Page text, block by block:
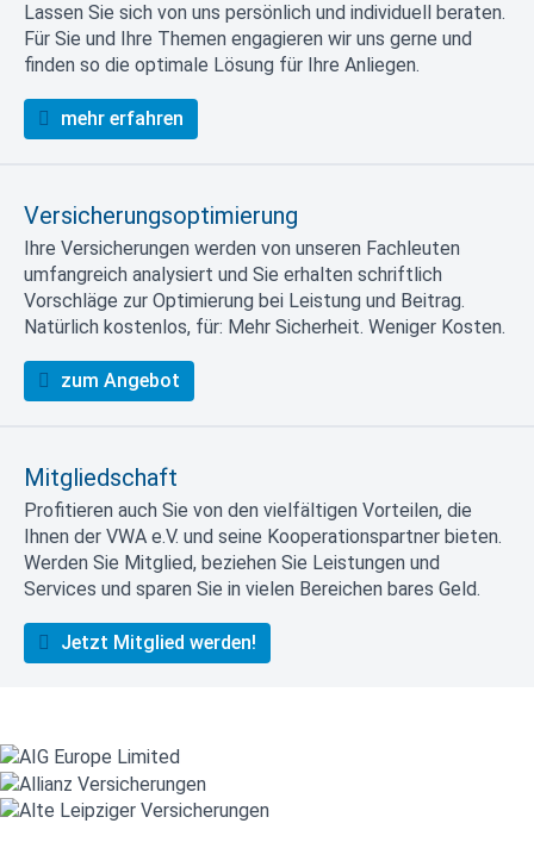
Lassen Sie sich von uns persönlich und individuell beraten.
Für Sie und Ihre Themen engagieren wir uns gerne und
finden so die optimale Lösung für Ihre Anliegen.
mehr erfahren
Versicherungsoptimierung
Ihre Versicherungen werden von unseren Fachleuten
umfangreich analysiert und Sie erhalten schriftlich
Vorschläge zur Optimierung bei Leistung und Beitrag.
Natürlich kostenlos, für: Mehr Sicherheit. Weniger Kosten.
zum Angebot
Mitgliedschaft
Profitieren auch Sie von den vielfältigen Vorteilen, die
Ihnen der VWA e.V. und seine Kooperationspartner bieten.
Werden Sie Mitglied, beziehen Sie Leistungen und
Services und sparen Sie in vielen Bereichen bares Geld.
Jetzt Mitglied werden!